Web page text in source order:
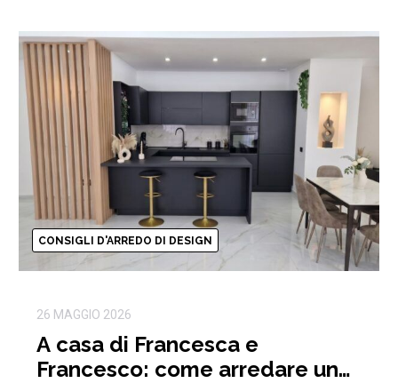
CONSIGLI D'ARREDO DI DESIGN
26 MAGGIO 2026
A casa di Francesca e
Francesco: come arredare un